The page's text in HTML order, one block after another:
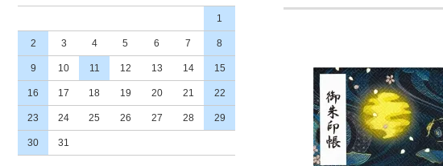
1
2 3 4 5 6 7 8
9 10 11 12 13 14 15
16 17 18 19 20 21 22
23 24 25 26 27 28 29
30 31